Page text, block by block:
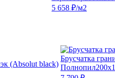
5 658 ₽/м2
Брусчатка
Полнопил